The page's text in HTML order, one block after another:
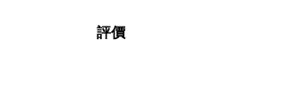
評價